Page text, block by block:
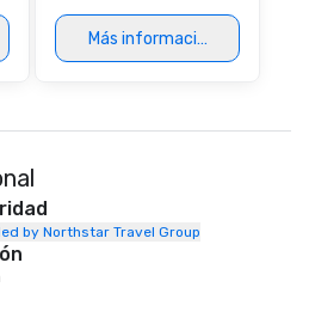
Más información
by Northstar Travel Group